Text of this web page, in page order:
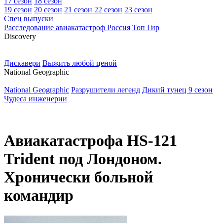
19 сезон 20 сезон 21 сезон 22 сезон 23 сезон
Спец выпуски
Расследование авиакатастроф Россия Топ Гир
Discovery
Дискавери Выжить любой ценой
National Geographic
National Geographic Разрушители легенд Дикий тунец 9 сезон
Чудеса инженерии
Авиакатастрофа HS-121
Trident под Лондоном.
Хронически больной
командир